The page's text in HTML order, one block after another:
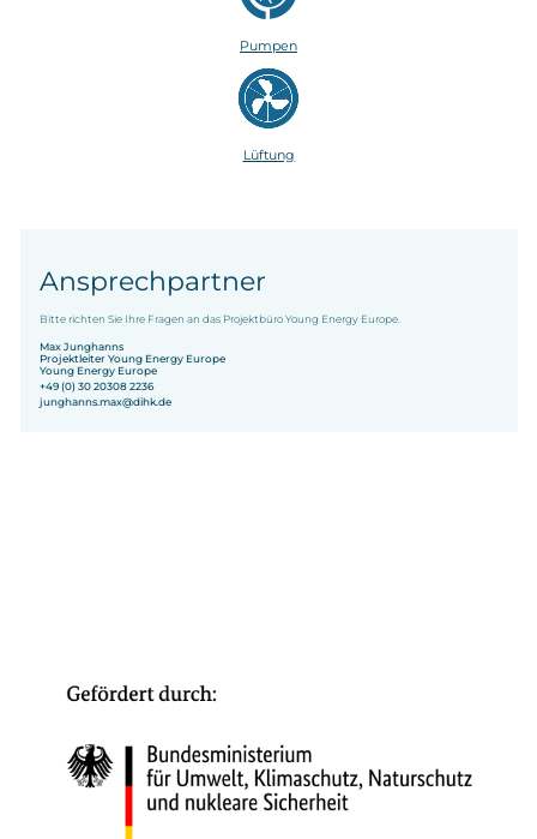
Pumpen
Lüftung
Ansprechpartner
Bitte richten Sie Ihre Fragen an das Projektbüro Young Energy Europe.
Max Junghanns
Projektleiter Young Energy Europe
Young Energy Europe
+49 (0) 30 20308 2236
junghanns.max@dihk.de